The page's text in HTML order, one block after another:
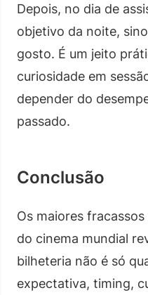
Depois, no dia de
objetivo da noite,
gosto. É um jeito
curiosidade em
depender do
passado.
Conclusão
Os maiores
do cinema mundial
bilheteria não é só
expectativa, timing,